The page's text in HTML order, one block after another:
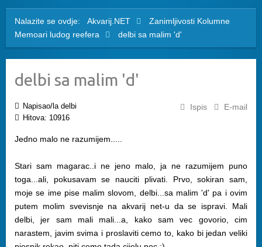
Nalazite se ovdje: Akvarij.NET Zanimljivosti Kolumne
Memoari ludog reefera
delbi sa malim 'd'
delbi sa malim 'd'
Ispis E-mail
Napisao/la delbi
Hitova: 10916
Jedno malo ne razumijem.....
Stari sam magarac..i ne jeno malo, ja ne razumijem puno
toga...ali, pokusavam se nauciti plivati. Prvo, sokiran sam,
moje se ime pise malim slovom, delbi...sa malim 'd' pa i ovim
putem molim svevisnje na akvarij net-u da se ispravi. Mali
delbi, jer sam mali mali...a, kako sam vec govorio, cim
narastem, javim svima i proslaviti cemo to, kako bi jedan veliki